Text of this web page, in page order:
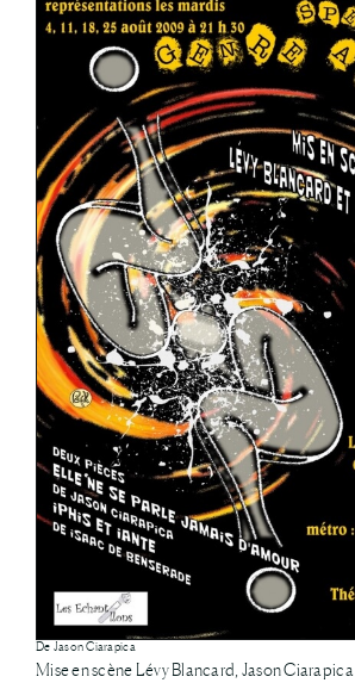
De Jason Ciarapica
Mise en scène Lévy Blancard, Jason Ciarapica